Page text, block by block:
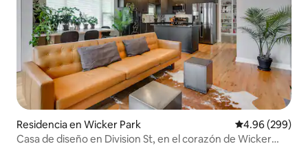
Residencia en Wicker Park Calificación
4.96 (299)
Casa de diseño en Division St, en el corazón de Wicker